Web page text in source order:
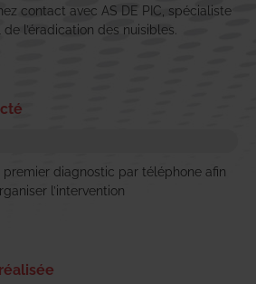
contact avec AS DE PIC, spécialiste
l’éradication des nuisibles.
premier diagnostic par téléphone afin
l’intervention